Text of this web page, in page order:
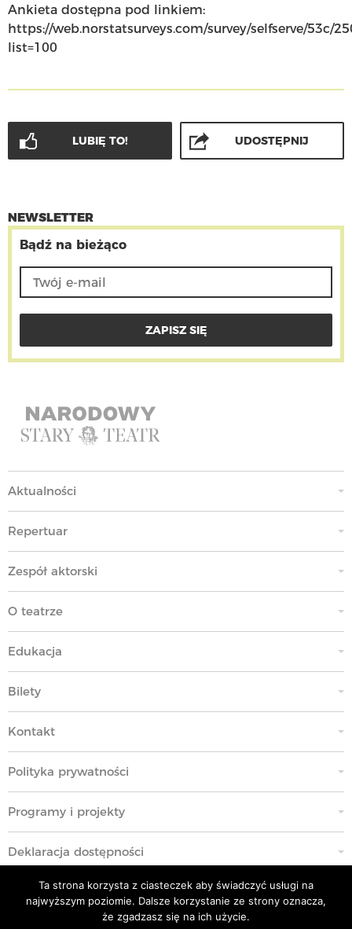
Ankieta dostępna pod linkiem:
https://web.norstatsurveys.com/survey/selfserve/53c/
list=100
LUBIĘ TO! UDOSTĘPNIJ
NEWSLETTER
Bądź na bieżąco
Aktualności
Repertuar
Zespół aktorski
O teatrze
Edukacja
Bilety
Kontakt
Polityka prywatności
Programy i projekty
Deklaracja dostępności
Standardy Ochrony Małoletnich
Ta strona korzysta z ciasteczek aby świadczyć usługi na
najwyższym poziomie. Dalsze korzystanie ze strony oznacza,
że zgadzasz się na ich użycie.